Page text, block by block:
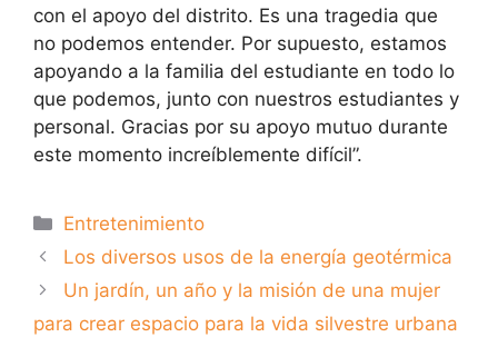
con el apoyo del distrito. Es una tragedia que
no podemos entender. Por supuesto, estamos
apoyando a la familia del estudiante en todo lo
que podemos, junto con nuestros estudiantes y
personal. Gracias por su apoyo mutuo durante
este momento increíblemente difícil”.
Categorías
Entretenimiento
Los diversos usos de la energía geotérmica
Un jardín, un año y la misión de una mujer
para crear espacio para la vida silvestre urbana